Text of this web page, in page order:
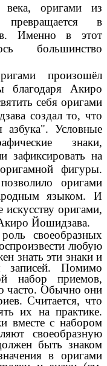
оригами из
превращается в
Именно в этот
большинство
произошёл
благодаря Акиро
себя оригами
создал то, что
азбука". Условные
знаки,
зафиксировать на
фигуры.
оригами
языком. И
оригами,
Йошидзава.
своеобразных
любую
знать эти знаки и
записей. Помимо
набор приемов,
часто. Обычно они
Считается, что
их на практике.
вместе с набором
своеобразную
быть знаком
в оригами